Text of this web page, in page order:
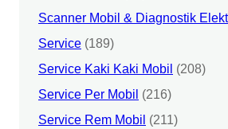
Scanner Mobil & Diagnostik
Service (189)
Service Kaki Kaki Mobil (208)
Service Per Mobil (216)
Service Rem Mobil (211)